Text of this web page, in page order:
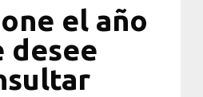
el año
desee